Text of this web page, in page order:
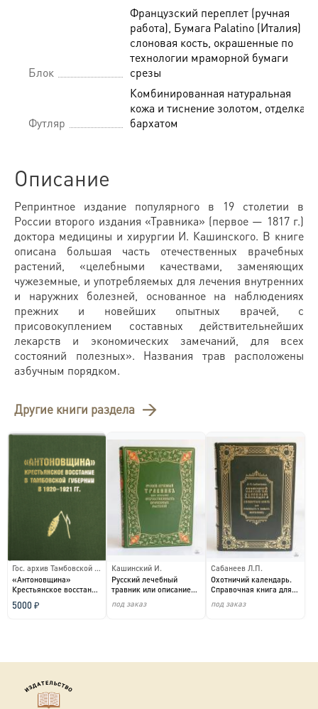
Блок
Французский переплет (ручная
работа), Бумага Palatino (Италия)
слоновая кость, окрашенные по
технологии мраморной бумаги
срезы
Футляр
Комбинированная натуральная
кожа и тиснение золотом, отделка
бархатом
Описание
Репринтное издание популярного в 19 столетии в
России второго издания «Травника» (первое — 1817 г.)
доктора медицины и хирургии И. Кашинского. В книге
описана большая часть отечественных врачебных
растений, «целебными качествами, заменяющих
чужеземные, и употребляемых для лечения внутренних
и наружних болезней, основанное на наблюдениях
прежних и новейших опытных врачей, с
присовокуплением составных действительнейших
лекарств и экономических замечаний, для всех
состояний полезных». Названия трав расположены
азбучным порядком.
Другие книги раздела
Гос. архив Тамбовской обл. и др.
«Антоновщина»
Крестьянское восстание
в Тамбовской области в
...
5000 ₽
Кашинский И.
Русский лечебный
травник или описание
врачебны...
под заказ
Сабанеев Л.П.
Охотничий календарь.
Справочная книга для
под заказ